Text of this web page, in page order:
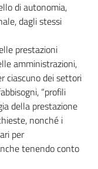
di autonomia,
dagli stessi
prestazioni
amministrazioni,
ciascuno dei settori
“profili
della prestazione
nonché i
per
tenendo conto